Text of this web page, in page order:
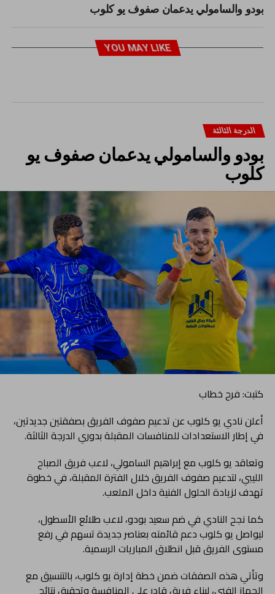
بودو والسامولي يدعمان صفوف يو كلوب
YOU MAY LIKE
الدرجة الثالثة
بودو والسامولي يدعمان صفوف يو
كلوب
كتبت: فرح خطاب
أعلن نادي يو كلوب عن تدعيم صفوف الفريق بصفقتين جديدتين،
في إطار الاستعدادات للمنافسات المقبلة بدوري الدرجة الثالثة.
وتعاقد يو كلوب مع إبراهيم السامولي، لاعب فريق الصباح
الليبي، لتدعيم صفوف الفريق خلال الفترة المقبلة، في خطوة
تهدف لزيادة الحلول الفنية داخل الملعب.
كما نجح النادي في ضم سعيد بودو، لاعب طلائع الأسطول،
ليواصل يو كلوب دعم قائمته بعناصر جديدة تسهم في رفع
مستوى الفريق قبل انطلاق المباريات الرسمية.
وتأتي هذه الصفقات ضمن خطة إدارة يو كلوب، بالتنسيق مع